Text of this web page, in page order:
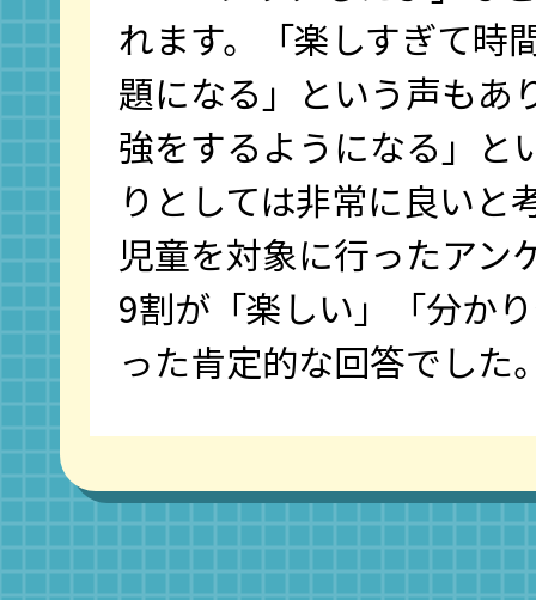
れます。「楽しすぎて時
題になる」という声もあ
強をするようになる」と
りとしては非常に良いと
児童を対象に行ったアン
9割が「楽しい」「分か
った肯定的な回答でした